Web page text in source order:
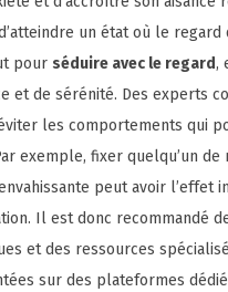
un état où le regard
pour séduire avec le regard,
et de sérénité. Des experts
les comportements qui
exemple, fixer quelqu’un de
peut avoir l’effet
Il est donc recommandé
et des ressources
sur des plateformes